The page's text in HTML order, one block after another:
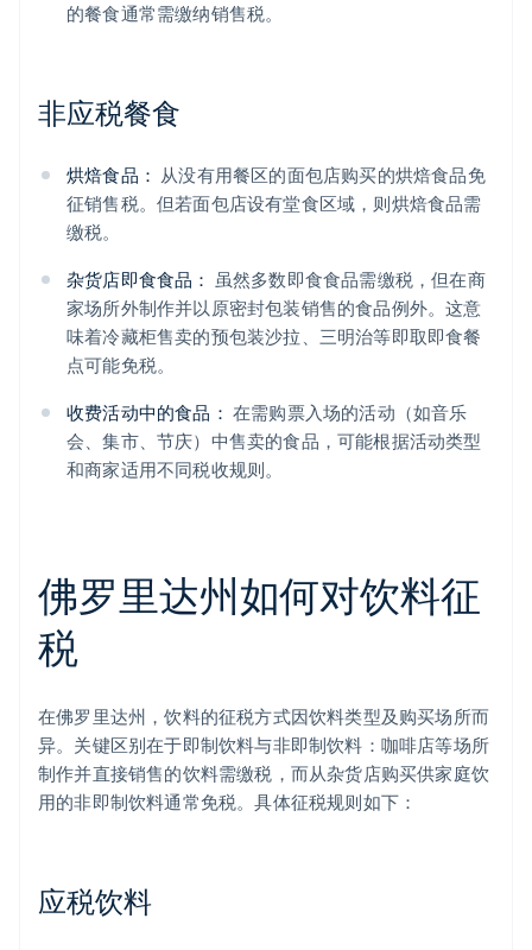
的餐食通常需缴纳销售税。
非应税餐食
烘焙食品： 从没有用餐区的面包店购买的烘焙食品免
征销售税。但若面包店设有堂食区域，则烘焙食品需
缴税。
杂货店即食食品： 虽然多数即食食品需缴税，但在商
家场所外制作并以原密封包装销售的食品例外。这意
味着冷藏柜售卖的预包装沙拉、三明治等即取即食餐
点可能免税。
收费活动中的食品： 在需购票入场的活动（如音乐
会、集市、节庆）中售卖的食品，可能根据活动类型
和商家适用不同税收规则。
佛罗里达州如何对饮料征
税
在佛罗里达州，饮料的征税方式因饮料类型及购买场所而
异。关键区别在于即制饮料与非即制饮料：咖啡店等场所
制作并直接销售的饮料需缴税，而从杂货店购买供家庭饮
用的非即制饮料通常免税。具体征税规则如下：
应税饮料